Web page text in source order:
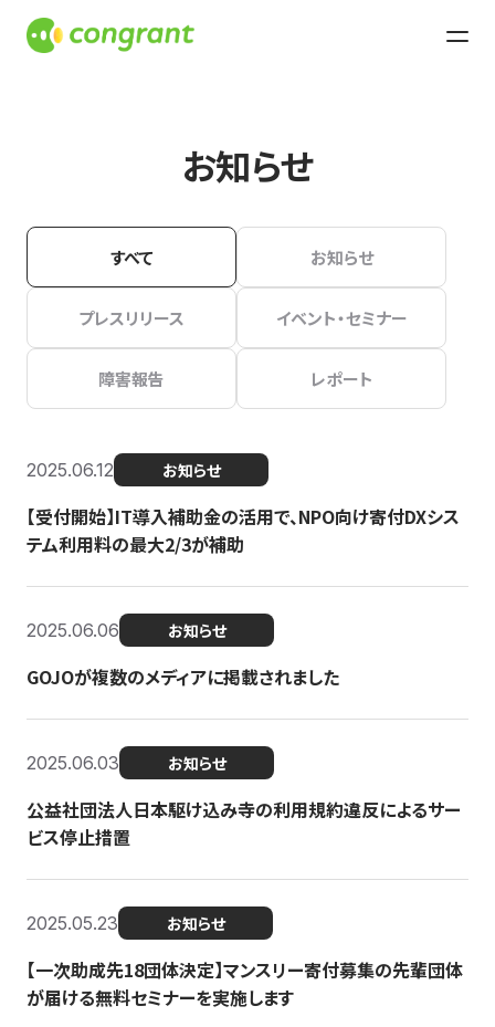
お知らせ
すべて お知らせ
プレスリリース イベント・セミナー
障害報告 レポート
2025.06.12 お知らせ
【受付開始】IT導入補助金の活用で、NPO向け寄付DXシス
テム利用料の最大2/3が補助
2025.06.06 お知らせ
GOJOが複数のメディアに掲載されました
2025.06.03 お知らせ
公益社団法人日本駆け込み寺の利用規約違反によるサー
ビス停止措置
2025.05.23 お知らせ
【一次助成先18団体決定】マンスリー寄付募集の先輩団体
が届ける無料セミナーを実施します